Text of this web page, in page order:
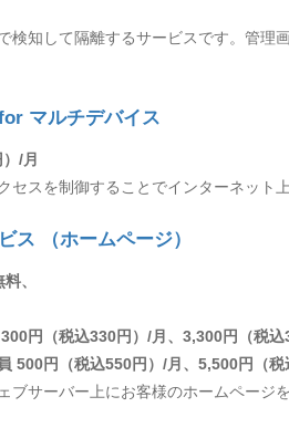
検知して隔離するサービスです。管理
マルチデバイス
/月
セスを制御することでインターネット
ス （ホームページ）
、
円（税込330円）/月、3,300円（税
500円（税込550円）/月、5,500円（
ブサーバー上にお客様のホームページ